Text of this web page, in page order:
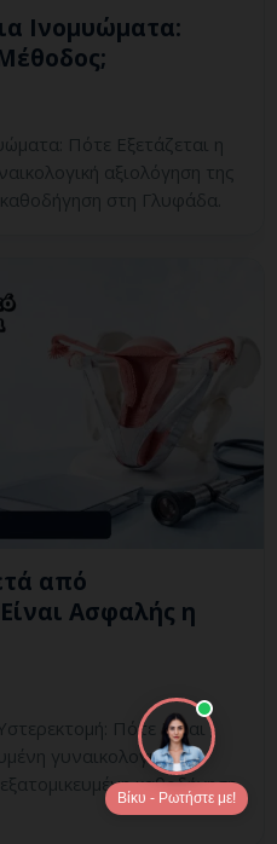
Ινομυώματα:
Πότε Εξετάζεται η
αξιολόγηση της
στη Γλυφάδα.
από
Ασφαλής η
Πότε Είναι
γυναικολογική
καθοδήγηση
Βίκυ - Ρωτήστε με!